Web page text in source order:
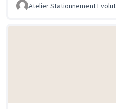
Atelier Stationnement